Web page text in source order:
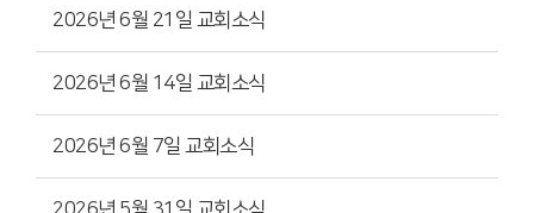
2026년 6월 21일 교회소식
2026년 6월 14일 교회소식
2026년 6월 7일 교회소식